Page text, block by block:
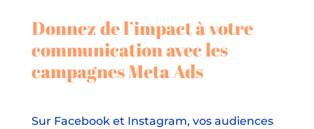
Donnez de l’impact à votre
communication avec les
campagnes Meta Ads
Sur Facebook et Instagram, vos audiences